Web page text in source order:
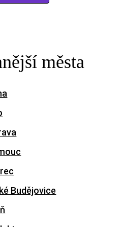
města
Budějovice